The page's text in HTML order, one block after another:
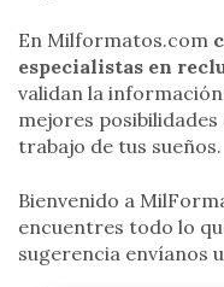
En Milformatos.com
especialistas en
validan la
mejores
trabajo de tus sueños.
Bienvenido a
encuentres todo lo
sugerencia envíanos